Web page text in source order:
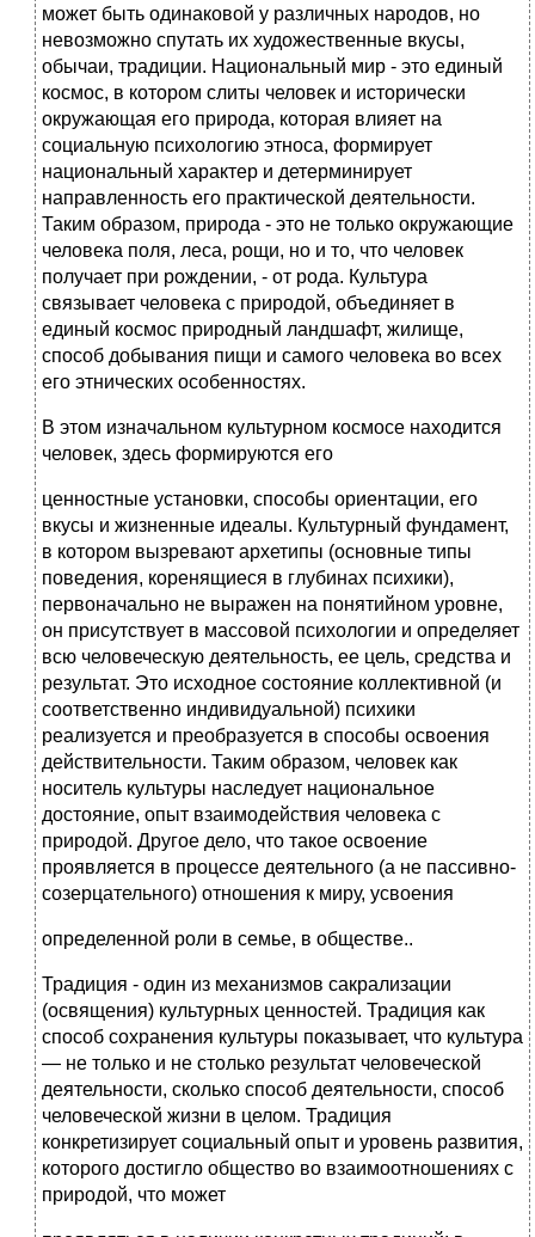
может быть одинаковой у различных народов, но
невозможно спутать их художественные вкусы,
обычаи, традиции. Национальный мир - это единый
космос, в котором слиты человек и исторически
окружающая его природа, которая влияет на
социальную психологию этноса, формирует
национальный характер и детерминирует
направленность его практической деятельности.
Таким образом, природа - это не только окружающие
человека поля, леса, рощи, но и то, что человек
получает при рождении, - от рода. Культура
связывает человека с природой, объединяет в
единый космос природный ландшафт, жилище,
способ добывания пищи и самого человека во всех
его этнических особенностях.
В этом изначальном культурном космосе находится
человек, здесь формируются его
ценностные установки, способы ориентации, его
вкусы и жизненные идеалы. Культурный фундамент,
в котором вызревают архетипы (основные типы
поведения, коренящиеся в глубинах психики),
первоначально не выражен на понятийном уровне,
он присутствует в массовой психологии и определяет
всю человеческую деятельность, ее цель, средства и
результат. Это исходное состояние коллективной (и
соответственно индивидуальной) психики
реализуется и преобразуется в способы освоения
действительности. Таким образом, человек как
носитель культуры наследует национальное
достояние, опыт взаимодействия человека с
природой. Другое дело, что такое освоение
проявляется в процессе деятельного (а не пассивно-
созерцательного) отношения к миру, усвоения
определенной роли в семье, в обществе..
Традиция - один из механизмов сакрализации
(освящения) культурных ценностей. Традиция как
способ сохранения культуры показывает, что культура
— не только и не столько результат человеческой
деятельности, сколько способ деятельности, способ
человеческой жизни в целом. Традиция
конкретизирует социальный опыт и уровень развития,
которого достигло общество во взаимоотношениях с
природой, что может